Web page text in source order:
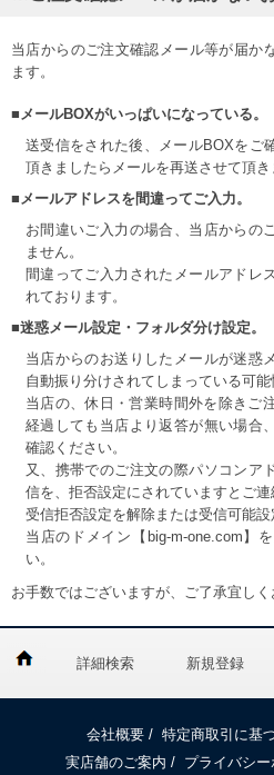
当店からのご注文確認メール等が届か
ます。
■メールBOXがいっぱいになっている。
送受信をされた後、メールBOXをご
頂きましたらメールを再送させて頂き
■メールアドレスを間違ってご入力。
お間違いご入力の場合、当店からの
ません。
間違ってご入力されたメールアドレ
れております。
■迷惑メール設定・フォルダ分け設定。
当店からのお送りしたメールが迷惑
自動振り分けされてしまっている可能
当店の、休日・営業時間外を除きご
経過しても当店より返答が無い場合
確認ください。
又、携帯でのご注文の際パソコンア
信を、拒否設定にされていますとご連
受信拒否設定を解除または受信可能設
当店のドメイン【big-m-one.com】
い。
お手数ではございますが、ご了承宜しく
詳細検索 新規登録
会社概要 / 特定商取引に基
実店舗のご案内 / プライバシ